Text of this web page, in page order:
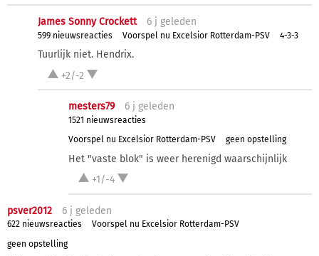
James Sonny Crockett 6 j geleden
599 nieuwsreacties Voorspel nu Excelsior Rotterdam-PSV 4-3-3
Tuurlijk niet. Hendrix.
+2/-2
mesters79 6 j geleden
1521 nieuwsreacties
Voorspel nu Excelsior Rotterdam-PSV
geen opstelling
Het "vaste blok" is weer herenigd waarschijnlijk
+1/-4
psver2012 6 j geleden
622 nieuwsreacties
Voorspel nu Excelsior Rotterdam-PSV
geen opstelling